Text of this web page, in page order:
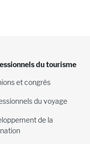
du tourisme
et congrès
du voyage
de la